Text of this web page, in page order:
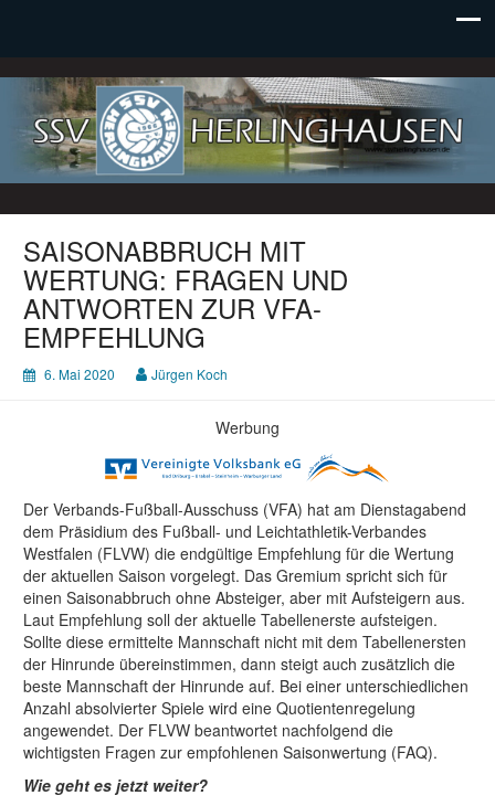
SSV Herlinghausen e. V.
SAISONABBRUCH MIT
WERTUNG: FRAGEN UND
ANTWORTEN ZUR VFA-
EMPFEHLUNG
6. Mai 2020 Jürgen Koch
Werbung
Der Verbands-Fußball-Ausschuss (VFA) hat am Dienstagabend
dem Präsidium des Fußball- und Leichtathletik-Verbandes
Westfalen (FLVW) die endgültige Empfehlung für die Wertung
der aktuellen Saison vorgelegt. Das Gremium spricht sich für
einen Saisonabbruch ohne Absteiger, aber mit Aufsteigern aus.
Laut Empfehlung soll der aktuelle Tabellenerste aufsteigen.
Sollte diese ermittelte Mannschaft nicht mit dem Tabellenersten
der Hinrunde übereinstimmen, dann steigt auch zusätzlich die
beste Mannschaft der Hinrunde auf. Bei einer unterschiedlichen
Anzahl absolvierter Spiele wird eine Quotientenregelung
angewendet. Der FLVW beantwortet nachfolgend die
wichtigsten Fragen zur empfohlenen Saisonwertung (FAQ).
Wie geht es jetzt weiter?